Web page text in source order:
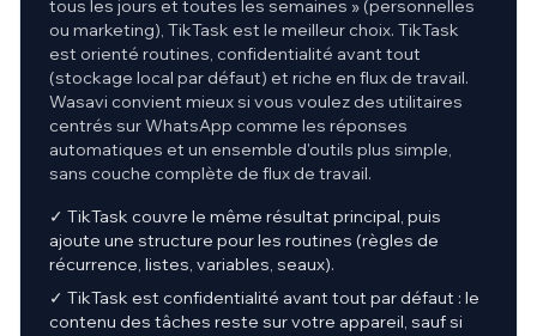
tous les jours et toutes les semaines » (personnelles
ou marketing), TikTask est le meilleur choix. TikTask
est orienté routines, confidentialité avant tout
(stockage local par défaut) et riche en flux de travail.
Wasavi convient mieux si vous voulez des utilitaires
centrés sur WhatsApp comme les réponses
automatiques et un ensemble d'outils plus simple,
sans couche complète de flux de travail.
✓ TikTask couvre le même résultat principal, puis
ajoute une structure pour les routines (règles de
récurrence, listes, variables, seaux).
✓ TikTask est confidentialité avant tout par défaut : le
contenu des tâches reste sur votre appareil, sauf si